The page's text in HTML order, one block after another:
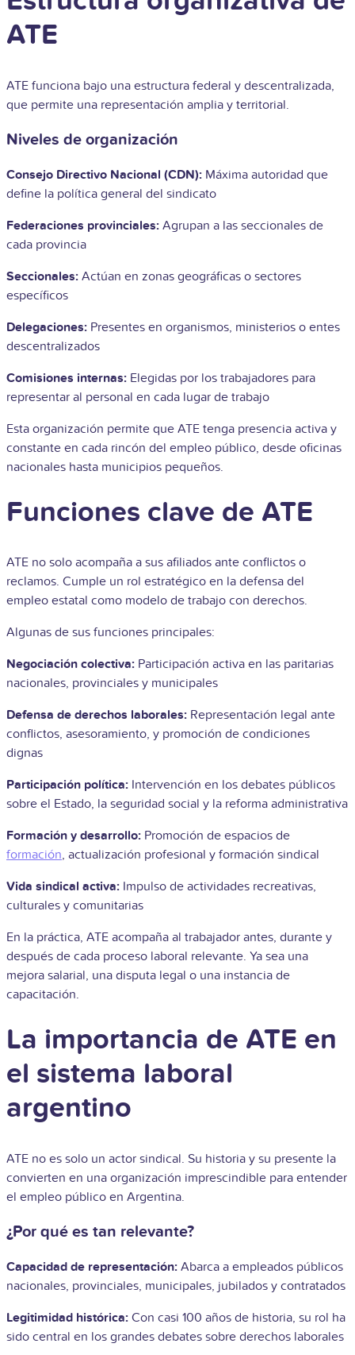
ATE
ATE funciona bajo una estructura federal y descentralizada,
que permite una representación amplia y territorial.
Niveles de organización
Consejo Directivo Nacional (CDN): Máxima autoridad que
define la política general del sindicato
Federaciones provinciales: Agrupan a las seccionales de
cada provincia
Seccionales: Actúan en zonas geográficas o sectores
específicos
Delegaciones: Presentes en organismos, ministerios o entes
descentralizados
Comisiones internas: Elegidas por los trabajadores para
representar al personal en cada lugar de trabajo
Esta organización permite que ATE tenga presencia activa y
constante en cada rincón del empleo público, desde oficinas
nacionales hasta municipios pequeños.
Funciones clave de ATE
ATE no solo acompaña a sus afiliados ante conflictos o
reclamos. Cumple un rol estratégico en la defensa del
empleo estatal como modelo de trabajo con derechos.
Algunas de sus funciones principales:
Negociación colectiva: Participación activa en las paritarias
nacionales, provinciales y municipales
Defensa de derechos laborales: Representación legal ante
conflictos, asesoramiento, y promoción de condiciones
dignas
Participación política: Intervención en los debates públicos
sobre el Estado, la seguridad social y la reforma administrativa
Formación y desarrollo: Promoción de espacios de
formación, actualización profesional y formación sindical
Vida sindical activa: Impulso de actividades recreativas,
culturales y comunitarias
En la práctica, ATE acompaña al trabajador antes, durante y
después de cada proceso laboral relevante. Ya sea una
mejora salarial, una disputa legal o una instancia de
capacitación.
La importancia de ATE en
el sistema laboral
argentino
ATE no es solo un actor sindical. Su historia y su presente la
convierten en una organización imprescindible para entender
el empleo público en Argentina.
¿Por qué es tan relevante?
Capacidad de representación: Abarca a empleados públicos
nacionales, provinciales, municipales, jubilados y contratados
Legitimidad histórica: Con casi 100 años de historia, su rol ha
sido central en los grandes debates sobre derechos laborales